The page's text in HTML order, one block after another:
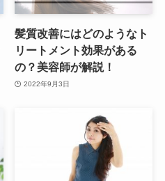
髪質改善にはどのようなト
リートメント効果がある
の？美容師が解説！
2022年9月3日